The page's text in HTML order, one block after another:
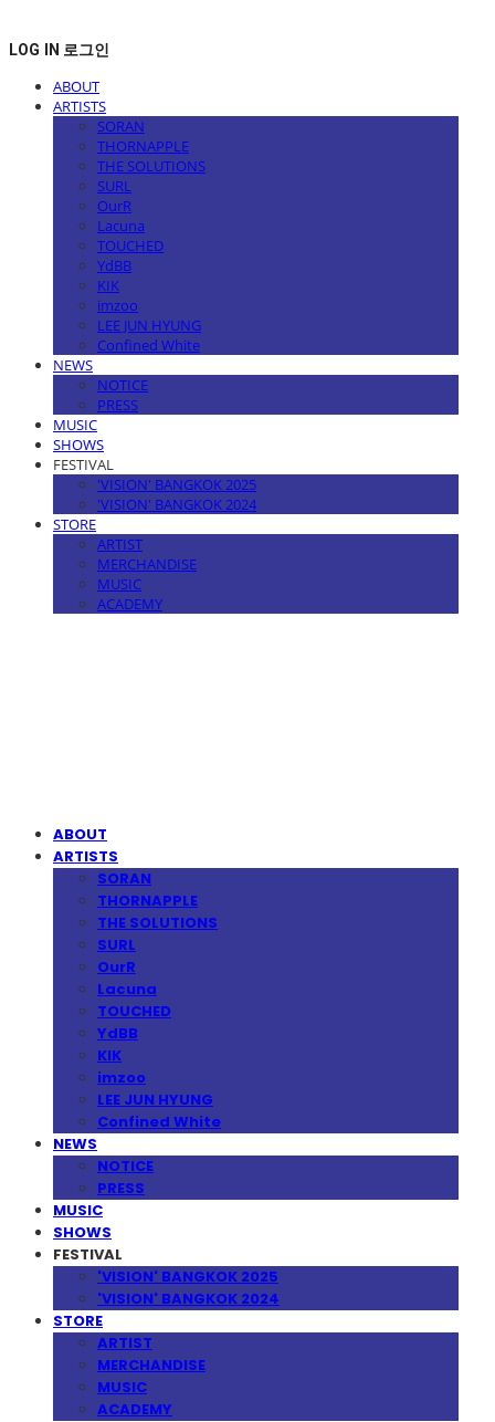
LOG IN 로그인
ABOUT
ARTISTS
SORAN
THORNAPPLE
THE SOLUTIONS
SURL
OurR
Lacuna
TOUCHED
YdBB
KIK
imzoo
LEE JUN HYUNG
Confined White
NEWS
NOTICE
PRESS
MUSIC
SHOWS
FESTIVAL
'VISION' BANGKOK 2025
'VISION' BANGKOK 2024
STORE
ARTIST
MERCHANDISE
MUSIC
ACADEMY
ABOUT
ARTISTS
SORAN
THORNAPPLE
THE SOLUTIONS
SURL
OurR
Lacuna
TOUCHED
YdBB
KIK
imzoo
LEE JUN HYUNG
Confined White
NEWS
NOTICE
PRESS
MUSIC
SHOWS
FESTIVAL
'VISION' BANGKOK 2025
'VISION' BANGKOK 2024
STORE
ARTIST
MERCHANDISE
MUSIC
ACADEMY